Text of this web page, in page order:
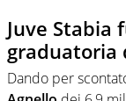
Juve Stabia
graduatoria
Dando per